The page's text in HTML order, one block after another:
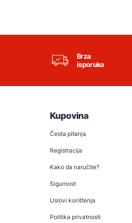
Brza
isporuka
Kupovina
Česta pitanja
Registracija
Kako da naručite?
Sigurnost
Uslovi korištenja
Politika privatnosti